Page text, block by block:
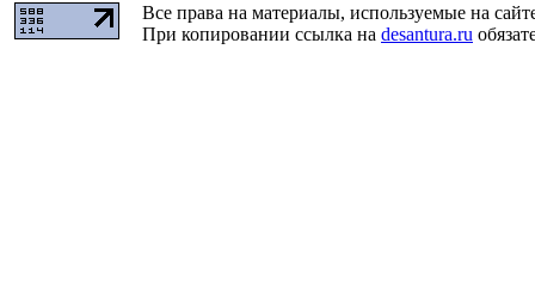
Все права на материалы, используемые на
При копировании ссылка на desantura.ru